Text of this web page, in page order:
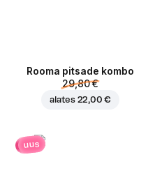
Rooma pitsade kombo
29,80 €
alates 22,00 €
uus